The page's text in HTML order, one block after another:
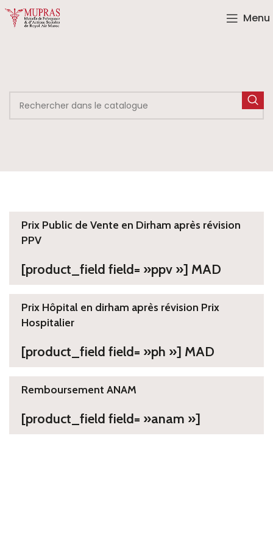
Menu
Prix Public de Vente en Dirham après révision
PPV
[product_field field= »ppv »] MAD
Prix Hôpital en dirham après révision Prix
Hospitalier
[product_field field= »ph »] MAD
Remboursement ANAM
[product_field field= »anam »]